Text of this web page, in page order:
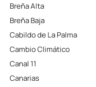
Breña Alta
Breña Baja
Cabildo de La Palma
Cambio Climático
Canal 11
Canarias